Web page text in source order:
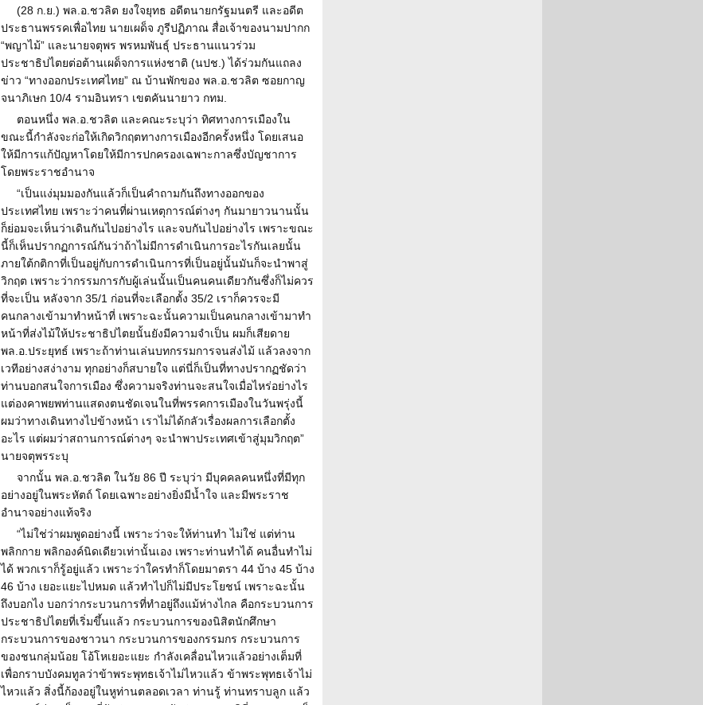
(28 ก.ย.) พล.อ.ชวลิต ยงใจยุทธ อดีตนายกรัฐมนตรี และอดีต
ประธานพรรคเพื่อไทย นายเผด็จ ภูรีปฏิภาณ สื่อเจ้าของนามปากก
“พญาไม้” และนายจตุพร พรหมพันธุ์ ประธานแนวร่วม
ประชาธิปไตยต่อต้านเผด็จการแห่งชาติ (นปช.) ได้ร่วมกันแถลง
ข่าว “ทางออกประเทศไทย” ณ บ้านพักของ พล.อ.ชวลิต ซอยกาญ
จนาภิเษก 10/4 รามอินทรา เขตคันนายาว กทม.
ตอนหนึ่ง พล.อ.ชวลิต และคณะระบุว่า ทิศทางการเมืองใน
ขณะนี้กำลังจะก่อให้เกิดวิกฤตทางการเมืองอีกครั้งหนึ่ง โดยเสนอ
ให้มีการแก้ปัญหาโดยให้มีการปกครองเฉพาะกาลซึ่งบัญชาการ
โดยพระราชอำนาจ
“เป็นแง่มุมมองกันแล้วก็เป็นคำถามกันถึงทางออกของ
ประเทศไทย เพราะว่าคนที่ผ่านเหตุการณ์ต่างๆ กันมายาวนานนั้น
ก็ย่อมจะเห็นว่าเดินกันไปอย่างไร และจบกันไปอย่างไร เพราะขณะ
นี้ก็เห็นปรากฏการณ์กันว่าถ้าไม่มีการดำเนินการอะไรกันเลยนั้น
ภายใต้กติกาที่เป็นอยู่กับการดำเนินการที่เป็นอยู่นั้นมันก็จะนำพาสู่
วิกฤต เพราะว่ากรรมการกับผู้เล่นนั้นเป็นคนคนเดียวกันซึ่งก็ไม่ควร
ที่จะเป็น หลังจาก 35/1 ก่อนที่จะเลือกตั้ง 35/2 เราก็ควรจะมี
คนกลางเข้ามาทำหน้าที่ เพราะฉะนั้นความเป็นคนกลางเข้ามาทำ
หน้าที่ส่งไม้ให้ประชาธิปไตยนั้นยังมีความจำเป็น ผมก็เสียดาย
พล.อ.ประยุทธ์ เพราะถ้าท่านเล่นบทกรรมการจนส่งไม้ แล้วลงจาก
เวทีอย่างสง่างาม ทุกอย่างก็สบายใจ แต่นี่ก็เป็นที่ทางปรากฏชัดว่า
ท่านบอกสนใจการเมือง ซึ่งความจริงท่านจะสนใจเมื่อไหร่อย่างไร
แต่องคาพยพท่านแสดงตนชัดเจนในที่พรรคการเมืองในวันพรุ่งนี้
ผมว่าทางเดินทางไปข้างหน้า เราไม่ได้กลัวเรื่องผลการเลือกตั้ง
อะไร แต่ผมว่าสถานการณ์ต่างๆ จะนำพาประเทศเข้าสู่มุมวิกฤต”
นายจตุพรระบุ
จากนั้น พล.อ.ชวลิต ในวัย 86 ปี ระบุว่า มีบุคคลคนหนึ่งที่มีทุก
อย่างอยู่ในพระหัตถ์ โดยเฉพาะอย่างยิ่งมีน้ำใจ และมีพระราช
อำนาจอย่างแท้จริง
“ไม่ใช่ว่าผมพูดอย่างนี้ เพราะว่าจะให้ท่านทำ ไม่ใช่ แต่ท่าน
พลิกกาย พลิกองค์นิดเดียวเท่านั้นเอง เพราะท่านทำได้ คนอื่นทำไม่
ได้ พวกเราก็รู้อยู่แล้ว เพราะว่าใครทำก็โดยมาตรา 44 บ้าง 45 บ้าง
46 บ้าง เยอะแยะไปหมด แล้วทำไปก็ไม่มีประโยชน์ เพราะฉะนั้น
ถึงบอกไง บอกว่ากระบวนการที่ทำอยู่ถึงแม้ห่างไกล คือกระบวนการ
ประชาธิปไตยที่เริ่มขึ้นแล้ว กระบวนการของนิสิตนักศึกษา
กระบวนการของชาวนา กระบวนการของกรรมกร กระบวนการ
ของชนกลุ่มน้อย โอ้โหเยอะแยะ กำลังเคลื่อนไหวแล้วอย่างเต็มที่
เพื่อกราบบังคมทูลว่าข้าพระพุทธเจ้าไม่ไหวแล้ว ข้าพระพุทธเจ้าไม่
ไหวแล้ว สิ่งนี้ก้องอยู่ในหูท่านตลอดเวลา ท่านรู้ ท่านทราบลูก แล้ว